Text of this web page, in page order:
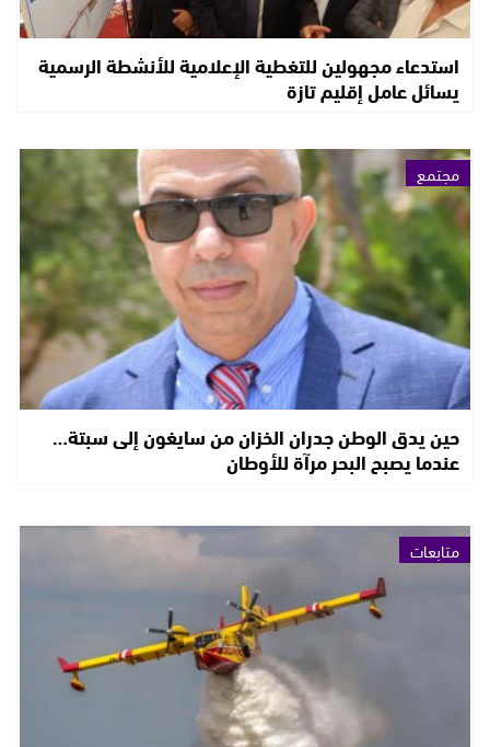
استدعاء مجهولين للتغطية الإعلامية للأنشطة الرسمية
يسائل عامل إقليم تازة
مجتمع
حين يدق الوطن جدران الخزان من سايغون إلى سبتة…
عندما يصبح البحر مرآة للأوطان
متابعات